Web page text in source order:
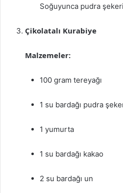
Soğuyunca pudra
Çikolatalı Kurabiye
Malzemeler:
100 gram tereyağı
1 su bardağı pudra
1 yumurta
1 su bardağı kakao
2 su bardağı un